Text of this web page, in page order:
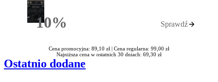
10%Rabatu Sprawdź
Cena promocyjna: 89,10 zł | Cena regularna: 99,00 zł
Najniższa cena w ostatnich 30 dniach: 69,30 zł
Ostatnio dodane